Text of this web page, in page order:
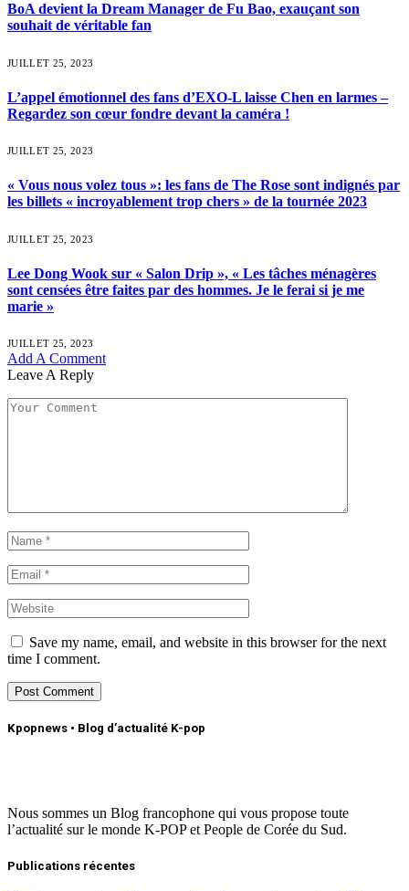
BoA devient la Dream Manager de Fu Bao, exauçant son
souhait de véritable fan
JUILLET 25, 2023
L’appel émotionnel des fans d’EXO-L laisse Chen en larmes –
Regardez son cœur fondre devant la caméra !
JUILLET 25, 2023
« Vous nous volez tous »: les fans de The Rose sont indignés par
les billets « incroyablement trop chers » de la tournée 2023
JUILLET 25, 2023
Lee Dong Wook sur « Salon Drip », « Les tâches ménagères
sont censées être faites par des hommes. Je le ferai si je me
marie »
JUILLET 25, 2023
Add A Comment
Leave A Reply
Save my name, email, and website in this browser for the next
time I comment.
Kpopnews • Blog d’actualité K-pop
Nous sommes un Blog francophone qui vous propose toute
l’actualité sur le monde K-POP et People de Corée du Sud.
Publications récentes